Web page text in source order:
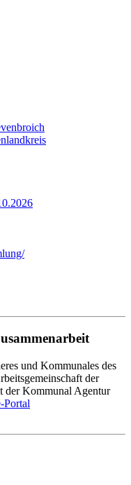
und Kommunales des
der
der Kommunal Agentur
Portal